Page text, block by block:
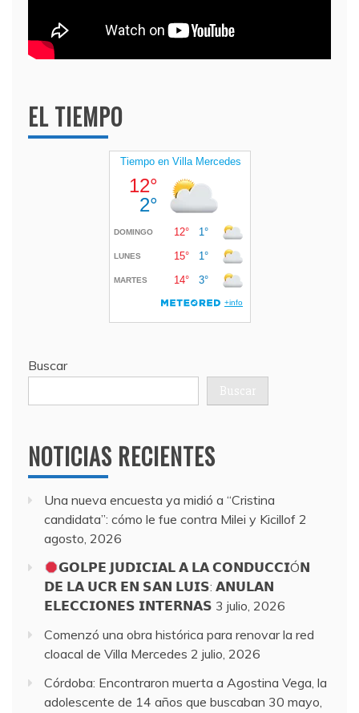
EL TIEMPO
Buscar
Buscar
NOTICIAS RECIENTES
Una nueva encuesta ya midió a “Cristina
candidata”: cómo le fue contra Milei y Kicillof 2
agosto, 2026
𝗚𝗢𝗟𝗣𝗘 𝗝𝗨𝗗𝗜𝗖𝗜𝗔𝗟 𝗔 𝗟𝗔 𝗖𝗢𝗡𝗗𝗨𝗖𝗖𝗜Ó𝗡
𝗗𝗘 𝗟𝗔 𝗨𝗖𝗥 𝗘𝗡 𝗦𝗔𝗡 𝗟𝗨𝗜𝗦: 𝗔𝗡𝗨𝗟𝗔𝗡
𝗘𝗟𝗘𝗖𝗖𝗜𝗢𝗡𝗘𝗦 𝗜𝗡𝗧𝗘𝗥𝗡𝗔𝗦 3 julio, 2026
Comenzó una obra histórica para renovar la red
cloacal de Villa Mercedes 2 julio, 2026
Córdoba: Encontraron muerta a Agostina Vega, la
adolescente de 14 años que buscaban 30 mayo,